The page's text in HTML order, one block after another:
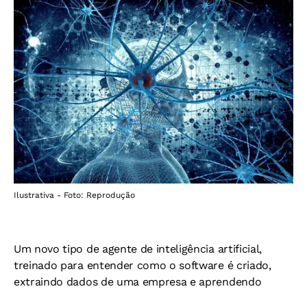
Ilustrativa - Foto: Reprodução
Um novo tipo de agente de inteligência artificial,
treinado para entender como o software é criado,
extraindo dados de uma empresa e aprendendo